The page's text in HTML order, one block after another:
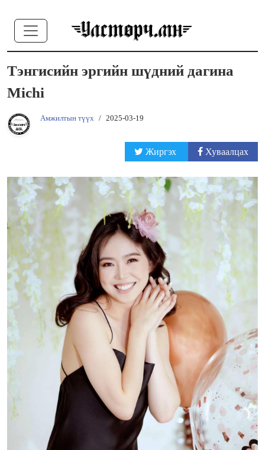
Тэнгисийн эргийн шүдний дагина
Michi
Амжилтын түүх / 2025-03-19
Жиргэх Хуваалцах